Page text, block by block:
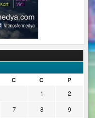
C C P
1
2
7 8
9